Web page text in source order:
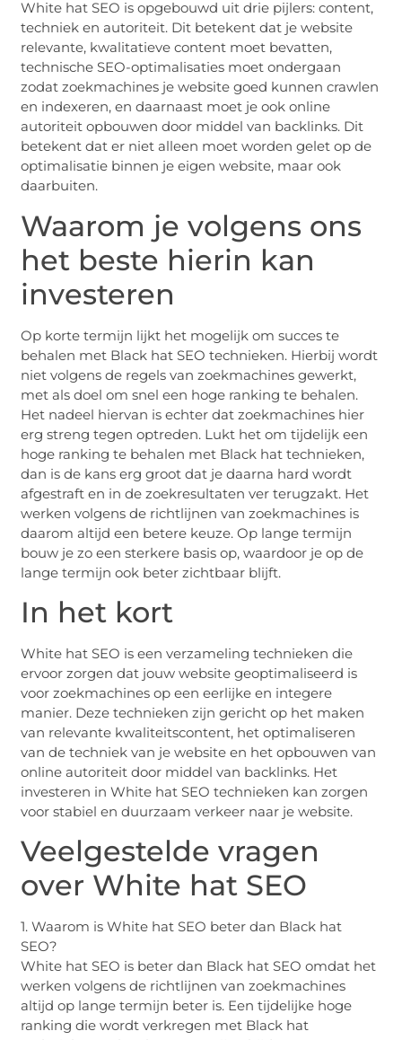
White hat SEO is opgebouwd uit drie pijlers: content,
techniek en autoriteit. Dit betekent dat je website
relevante, kwalitatieve content moet bevatten,
technische SEO-optimalisaties moet ondergaan
zodat zoekmachines je website goed kunnen crawlen
en indexeren, en daarnaast moet je ook online
autoriteit opbouwen door middel van backlinks. Dit
betekent dat er niet alleen moet worden gelet op de
optimalisatie binnen je eigen website, maar ook
daarbuiten.
Waarom je volgens ons
het beste hierin kan
investeren
Op korte termijn lijkt het mogelijk om succes te
behalen met Black hat SEO technieken. Hierbij wordt
niet volgens de regels van zoekmachines gewerkt,
met als doel om snel een hoge ranking te behalen.
Het nadeel hiervan is echter dat zoekmachines hier
erg streng tegen optreden. Lukt het om tijdelijk een
hoge ranking te behalen met Black hat technieken,
dan is de kans erg groot dat je daarna hard wordt
afgestraft en in de zoekresultaten ver terugzakt. Het
werken volgens de richtlijnen van zoekmachines is
daarom altijd een betere keuze. Op lange termijn
bouw je zo een sterkere basis op, waardoor je op de
lange termijn ook beter zichtbaar blijft.
In het kort
White hat SEO is een verzameling technieken die
ervoor zorgen dat jouw website geoptimaliseerd is
voor zoekmachines op een eerlijke en integere
manier. Deze technieken zijn gericht op het maken
van relevante kwaliteitscontent, het optimaliseren
van de techniek van je website en het opbouwen van
online autoriteit door middel van backlinks. Het
investeren in White hat SEO technieken kan zorgen
voor stabiel en duurzaam verkeer naar je website.
Veelgestelde vragen
over White hat SEO
1. Waarom is White hat SEO beter dan Black hat
SEO?
White hat SEO is beter dan Black hat SEO omdat het
werken volgens de richtlijnen van zoekmachines
altijd op lange termijn beter is. Een tijdelijke hoge
ranking die wordt verkregen met Black hat